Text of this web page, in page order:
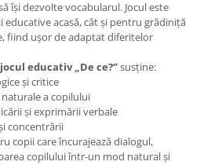
își dezvolte vocabularul. Jocul este
acasă, cât și pentru grădiniță
fiind ușor de adaptat diferitelor
jocul educativ „De ce?”susține:
și critice
a copilului
și exprimării verbale
concentrării
copii care încurajează dialogul,
copilului într-un mod natural și